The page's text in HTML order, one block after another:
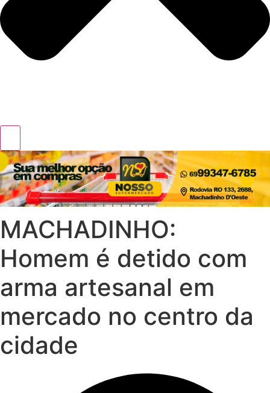
MACHADINHO:
Homem é detido com
arma artesanal em
mercado no centro da
cidade